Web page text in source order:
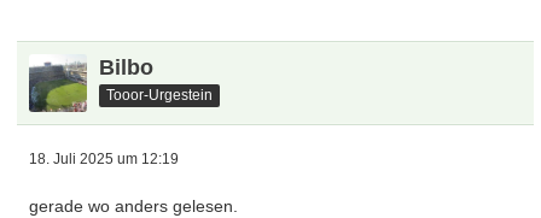
Bilbo
Tooor-Urgestein
18. Juli 2025 um 12:19
gerade wo anders gelesen.